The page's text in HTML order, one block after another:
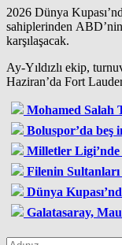
2026 Dünya
sahiplerinden
karşılaşacak.
Ay-Yıldızlı ekip,
Haziran’da Fort
Mohamed Salah
Boluspor’da beş
Milletler
Filenin
Dünya
Galatasaray,